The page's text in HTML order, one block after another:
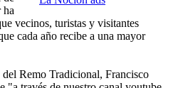
ha
vecinos, turistas y visitantes
cada año recibe a una mayor
Remo Tradicional, Francisco